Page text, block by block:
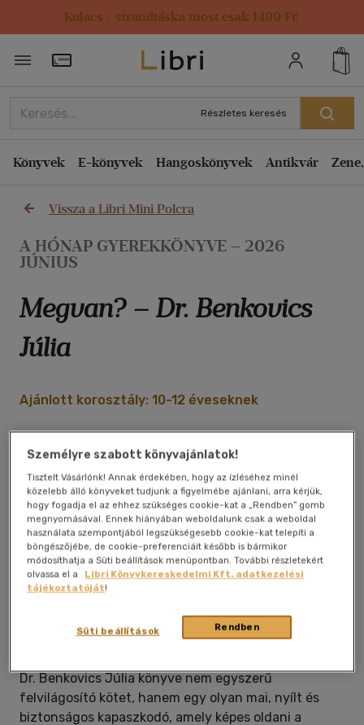
Kulacs / strandtáska most csak 1499 Ft!
Törzsvásárlói Kártya adatai
Részletes keresés
Könyvek E-könyvek Hangoskönyvek Antikvár
Vissza a Libri Mini Polcra
A HÓNAP GYEREKKÖNYVE – 2026
JÚNIUS
Megvan? – Dr. Benkovics
Júlia
Ajánlott korosztály: 10-12 éveseknek
Dr. Benkovics Júlia könyve nem egyszerű
felvilágosító kötet, hanem egy olyan mai, nyílt és
biztonságos kapaszkodó, amely képes oldani a
Személyre szabott könyvajánlatok!
Tisztelt Vásárlónk! Annak érdekében, hogy az ízléséhez minél
közelebb álló könyveket tudjunk a figyelmébe ajánlani, arra kérjük,
hogy fogadja el az ehhez szükséges cookie-kat a „Rendben” gomb
megnyomásával. Ennek hiányában weboldalunk csak a weboldal
használata szempontjából legszükségesebb cookie-kat telepíti a
böngészőjébe, de cookie-preferenciáit később is bármikor
módosíthatja a Süti beállítások menüpontban. További részletekért
olvassa el a
Libri Könyvkereskedelmi Kft. adatkezelési
tájékoztatóját!
Rendben
Süti beállítások